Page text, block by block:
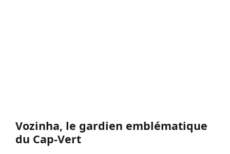
Vozinha, le gardien emblématique
du Cap-Vert